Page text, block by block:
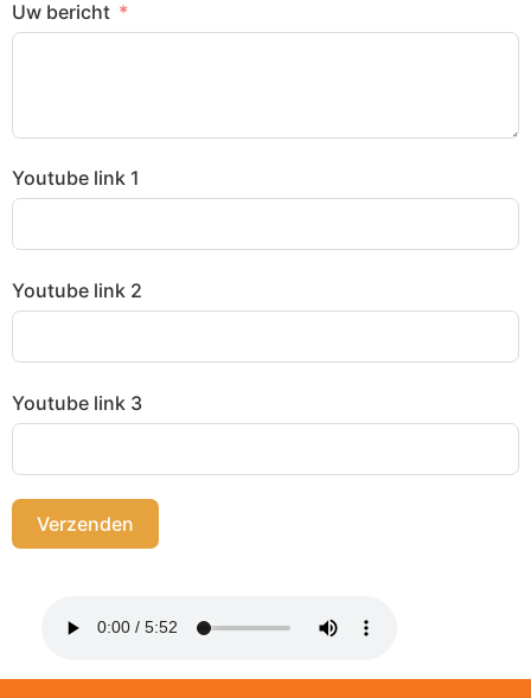
Uw bericht
Youtube link 1
Youtube link 2
Youtube link 3
Verzenden